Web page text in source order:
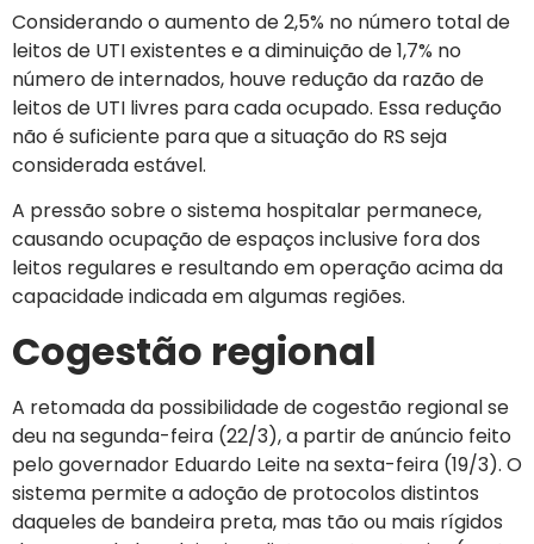
Considerando o aumento de 2,5% no número total de
leitos de UTI existentes e a diminuição de 1,7% no
número de internados, houve redução da razão de
leitos de UTI livres para cada ocupado. Essa redução
não é suficiente para que a situação do RS seja
considerada estável.
A pressão sobre o sistema hospitalar permanece,
causando ocupação de espaços inclusive fora dos
leitos regulares e resultando em operação acima da
capacidade indicada em algumas regiões.
Cogestão regional
A retomada da possibilidade de cogestão regional se
deu na segunda-feira (22/3), a partir de anúncio feito
pelo governador Eduardo Leite na sexta-feira (19/3). O
sistema permite a adoção de protocolos distintos
daqueles de bandeira preta, mas tão ou mais rígidos